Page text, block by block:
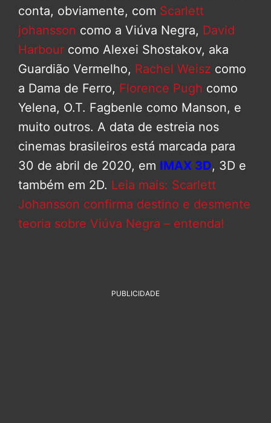
conta, obviamente, com Scarlett
johansson como a Viúva Negra, David
Harbour como Alexei Shostakov, aka
Guardião Vermelho, Rachel Weisz como
a Dama de Ferro, Florence Pugh como
Yelena, O.T. Fagbenle como Manson, e
muito outros. A data de estreia nos
cinemas brasileiros está marcada para
30 de abril de 2020, em IMAX 3D, 3D e
também em 2D. Leia mais: Scarlett
Johansson confirma destino e desmente
teoria sobre Viúva Negra – entenda!
PUBLICIDADE